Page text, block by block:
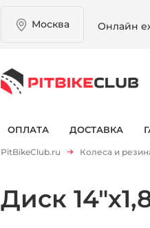
Москва Онлайн
ОПЛАТА ДОСТАВКА
PitBikeClub.ru Колеса и
Диск